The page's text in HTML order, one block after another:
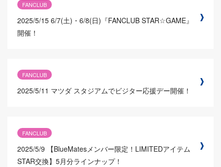
FANCLUB
2025/5/15 6/7(土)・6/8(日)『FANCLUB STAR☆GAME』
開催！
FANCLUB
2025/5/11 マツダ スタジアムでビジター応援デー開催！
FANCLUB
2025/5/9
【BlueMatesメンバー限定！LIMITEDアイテム
STAR交換】5月分ラインナップ！